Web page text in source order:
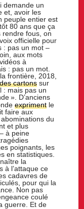
demande un
et, avoir les
peuple entier est
80 ans que ça
rendre fous, on
officielle pour
: pas un mot –
aux mots
à
: pas un mot.
frontière, 2018,
des cartons sur
: mais pas un
». D’anciens
expriment le
faire aux
du
et plus
à peine
poignants, les
en statistiques.
la
à l’attaque ce
cadavres de
pour qui la
Non pas
coulé
guerre. Et de